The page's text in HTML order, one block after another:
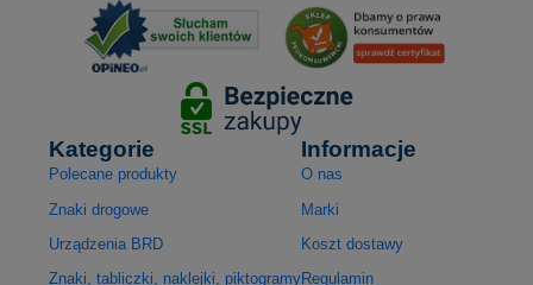
Kategorie
Polecane produkty
Znaki drogowe
Urządzenia BRD
Znaki, tabliczki, naklejki, piktogramy
Informacje
O nas
Marki
Koszt dostawy
Regulamin